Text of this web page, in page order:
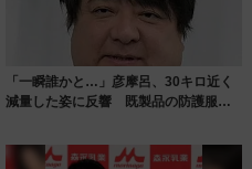
「一瞬誰かと…」彦摩呂、30キロ近く
減量した姿に反響 既製品の防護服が